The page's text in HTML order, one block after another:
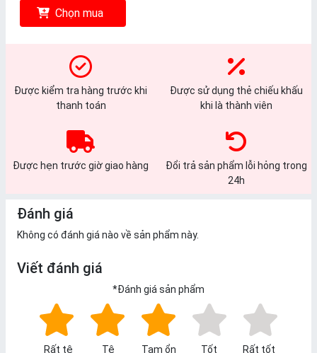
Chọn mua
Được kiểm tra hàng trước khi
thanh toán
Được sử dụng thẻ chiếu khấu
khi là thành viên
Được hẹn trước giờ giao hàng
Đổi trả sản phẩm lỗi hỏng trong
24h
Đánh giá
Không có đánh giá nào về sản phẩm này.
Viết đánh giá
*Đánh giá sản phẩm
Rất tệ Tệ Tạm ổn Tốt
Rất tốt